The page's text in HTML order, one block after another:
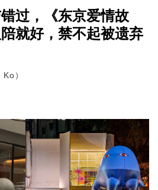
过，《东京爱情故
就好，禁不起被遗弃
）